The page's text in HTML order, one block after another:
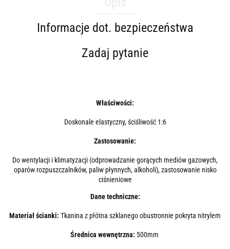
Informacje dot. bezpieczeństwa
Zadaj pytanie
Właściwości:
Doskonale elastyczny, ściśliwość 1:6
Zastosowanie:
Do wentylacji i klimatyzacji (odprowadzanie gorących mediów gazowych,
oparów rozpuszczalników, paliw płynnych, alkoholi), zastosowanie nisko
ciśnieniowe
Dane techniczne:
Materiał ścianki: Tkanina z płótna szklanego obustronnie pokryta nitrylem
Średnica wewnętrzna: 500mm